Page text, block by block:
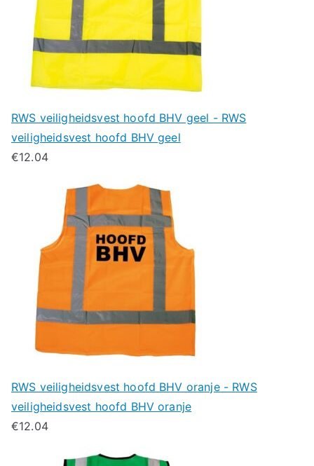
RWS veiligheidsvest hoofd BHV geel - RWS
veiligheidsvest hoofd BHV geel
€12.04
RWS veiligheidsvest hoofd BHV oranje - RWS
veiligheidsvest hoofd BHV oranje
€12.04